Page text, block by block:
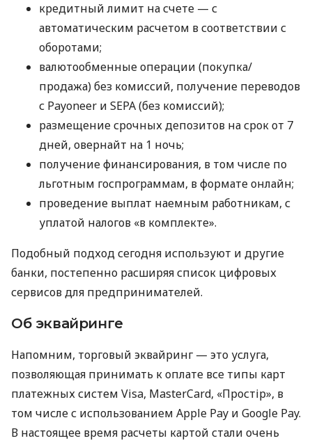
кредитный лимит на счете — с
автоматическим расчетом в соответствии с
оборотами;
валютообменные операции (покупка/
продажа) без комиссий, получение переводов
с Payoneer и SEPA (без комиссий);
размещение срочных депозитов на срок от 7
дней, овернайт на 1 ночь;
получение финансирования, в том числе по
льготным госпрограммам, в формате онлайн;
проведение выплат наемным работникам, с
уплатой налогов «в комплекте».
Подобный подход сегодня используют и другие
банки, постепенно расширяя список цифровых
сервисов для предпринимателей.
Об эквайринге
Напомним, торговый эквайринг — это услуга,
позволяющая принимать к оплате все типы карт
платежных систем Visa, MasterCard, «Простір», в
том числе с использованием Apple Pay и Google Pay.
В настоящее время расчеты картой стали очень